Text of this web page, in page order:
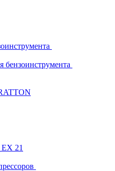
бензоинструмента
21